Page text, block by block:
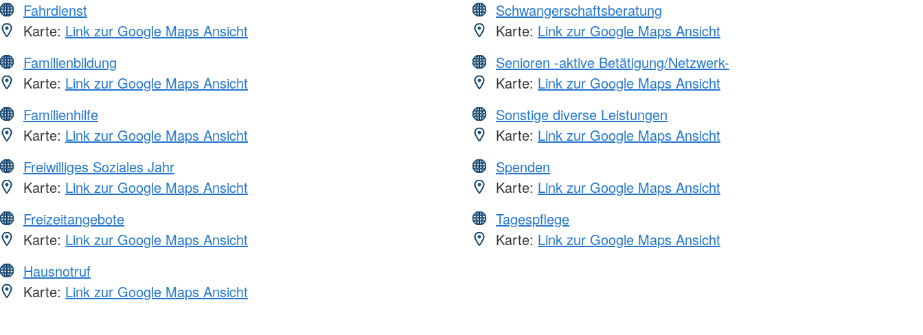
Fahrdienst
Karte: Link zur Google Maps Ansicht
Familienbildung
Karte: Link zur Google Maps Ansicht
Familienhilfe
Karte: Link zur Google Maps Ansicht
Freiwilliges Soziales Jahr
Karte: Link zur Google Maps Ansicht
Freizeitangebote
Karte: Link zur Google Maps Ansicht
Hausnotruf
Karte: Link zur Google Maps Ansicht
Schwangerschaftsberatung
Karte: Link zur Google Maps Ansicht
Senioren -aktive Betätigung/Netzwerk-
Karte: Link zur Google Maps Ansicht
Sonstige diverse Leistungen
Karte: Link zur Google Maps Ansicht
Spenden
Karte: Link zur Google Maps Ansicht
Tagespflege
Karte: Link zur Google Maps Ansicht